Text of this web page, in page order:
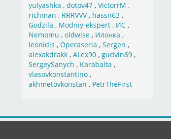
yulyashka , dotov47, VictorrM ,
richman , RRRVVV, hassn63,
Godzila , Modniy-ekspert, ИС,
Nemomu , oldwise, Илонка ,
leonidis , Operaseria , Sergen ,
alexakdrakk, ALex90, gudvin69,
SergeySanych , Karabalta ,
vlasovkonstantino,
akhmetovkonstan , PetrTheFirst